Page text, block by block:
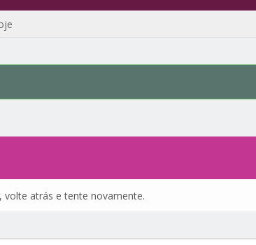
volte atrás e tente novamente.